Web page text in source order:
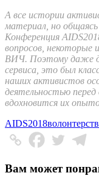
А все истории
материал, но
Конференция
вопросов, некоторые
ВИЧ. Поэтому даже
сервиса, это был
наших активистов
деятельностью
вдохновится их
AIDS2018
Вам может